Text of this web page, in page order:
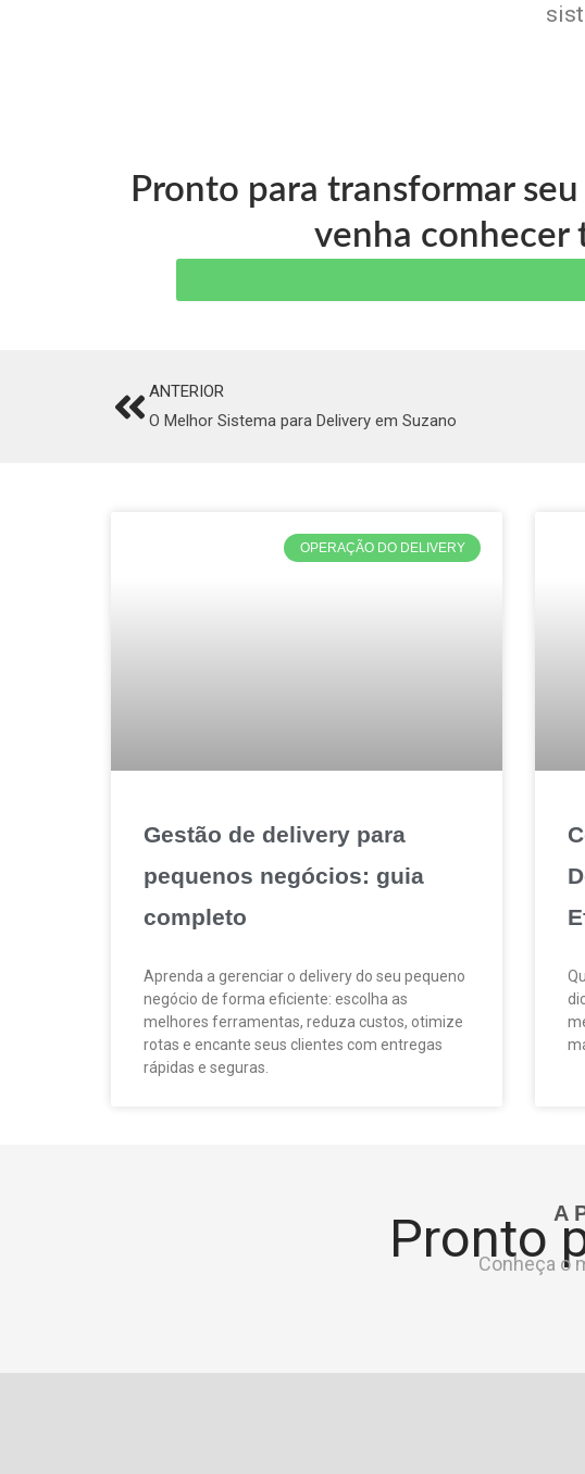
Pronto para transformar
venha conhecer
PrevANTERIOR
O Melhor Sistema para Delivery em Suzano
OPERAÇÃO DO DELIVERY
Gestão de delivery para
pequenos negócios: guia
completo
Aprenda a gerenciar o delivery do seu pequeno
negócio de forma eficiente: escolha as
melhores ferramentas, reduza custos, otimize
rotas e encante seus clientes com entregas
rápidas e seguras.
A
Pronto
Conheça o